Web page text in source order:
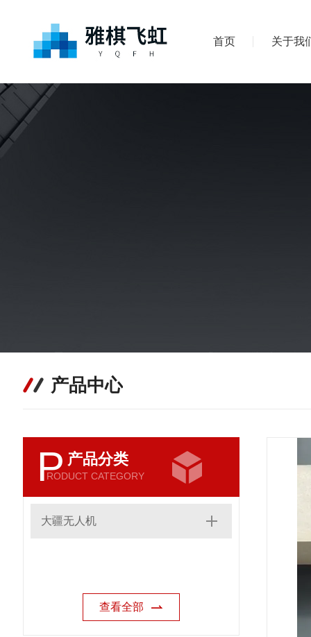
首页 关于我
产品中心
P 产品分类
RODUCT CATEGORY
大疆无人机
查看全部